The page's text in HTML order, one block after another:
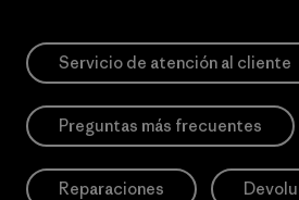
Servicio de atención al cliente
Preguntas más frecuentes
Reparaciones